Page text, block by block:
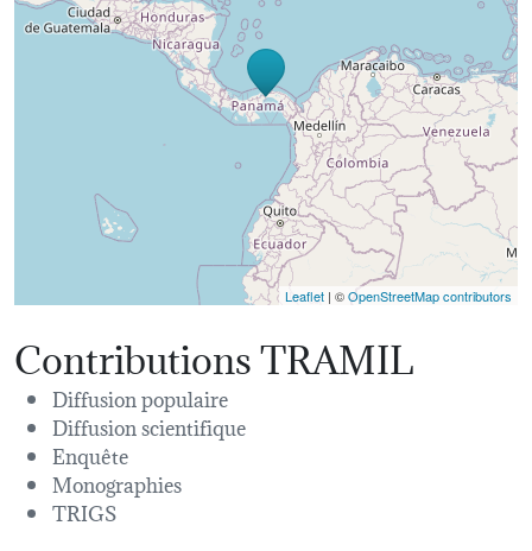
Leaflet | ©OpenStreetMap contributors
Contributions TRAMIL
Diffusion populaire
Diffusion scientifique
Enquête
Monographies
TRIGS